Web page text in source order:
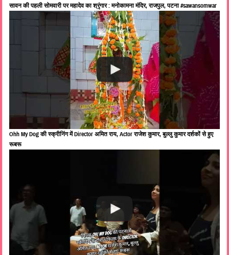
सावन की पहली सोमवारी पर महादेव का श्रृंगार : मनोकामना मंदिर, राजपुल, पटना #sawansomwar
Ohh My Dog की स्क्रीनिंग में Director अमित राय, Actor राजेश कुमार, बुल्लु कुमार दर्शकों से हुए
रूबरू